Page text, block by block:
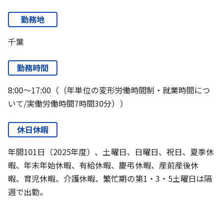
勤務地
千葉
勤務時間
8:00～17:00（（年単位の変形労働時間制・就業時間につ
いて/実働労働時間7時間30分））
休日休暇
年間101日（2025年度）、土曜日、日曜日、祝日、夏季休
暇、年末年始休暇、有給休暇、慶弔休暇、産前産後休
暇、育児休暇、介護休暇、繁忙期の第1・3・5土曜日は隔
週で出勤。